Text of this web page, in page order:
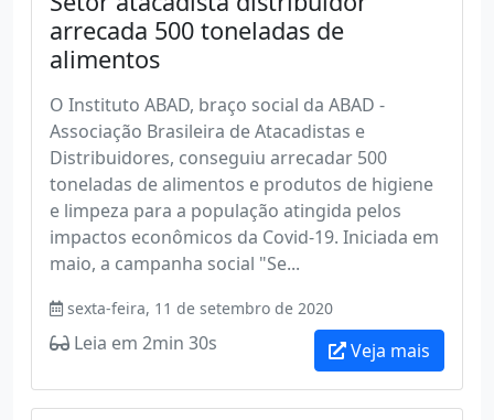
arrecada 500 toneladas de
alimentos
O Instituto ABAD, braço social da ABAD -
Associação Brasileira de Atacadistas e
Distribuidores, conseguiu arrecadar 500
toneladas de alimentos e produtos de higiene
e limpeza para a população atingida pelos
impactos econômicos da Covid-19. Iniciada em
maio, a campanha social "Se...
sexta-feira, 11 de setembro de 2020
Leia em 2min 30s Veja mais